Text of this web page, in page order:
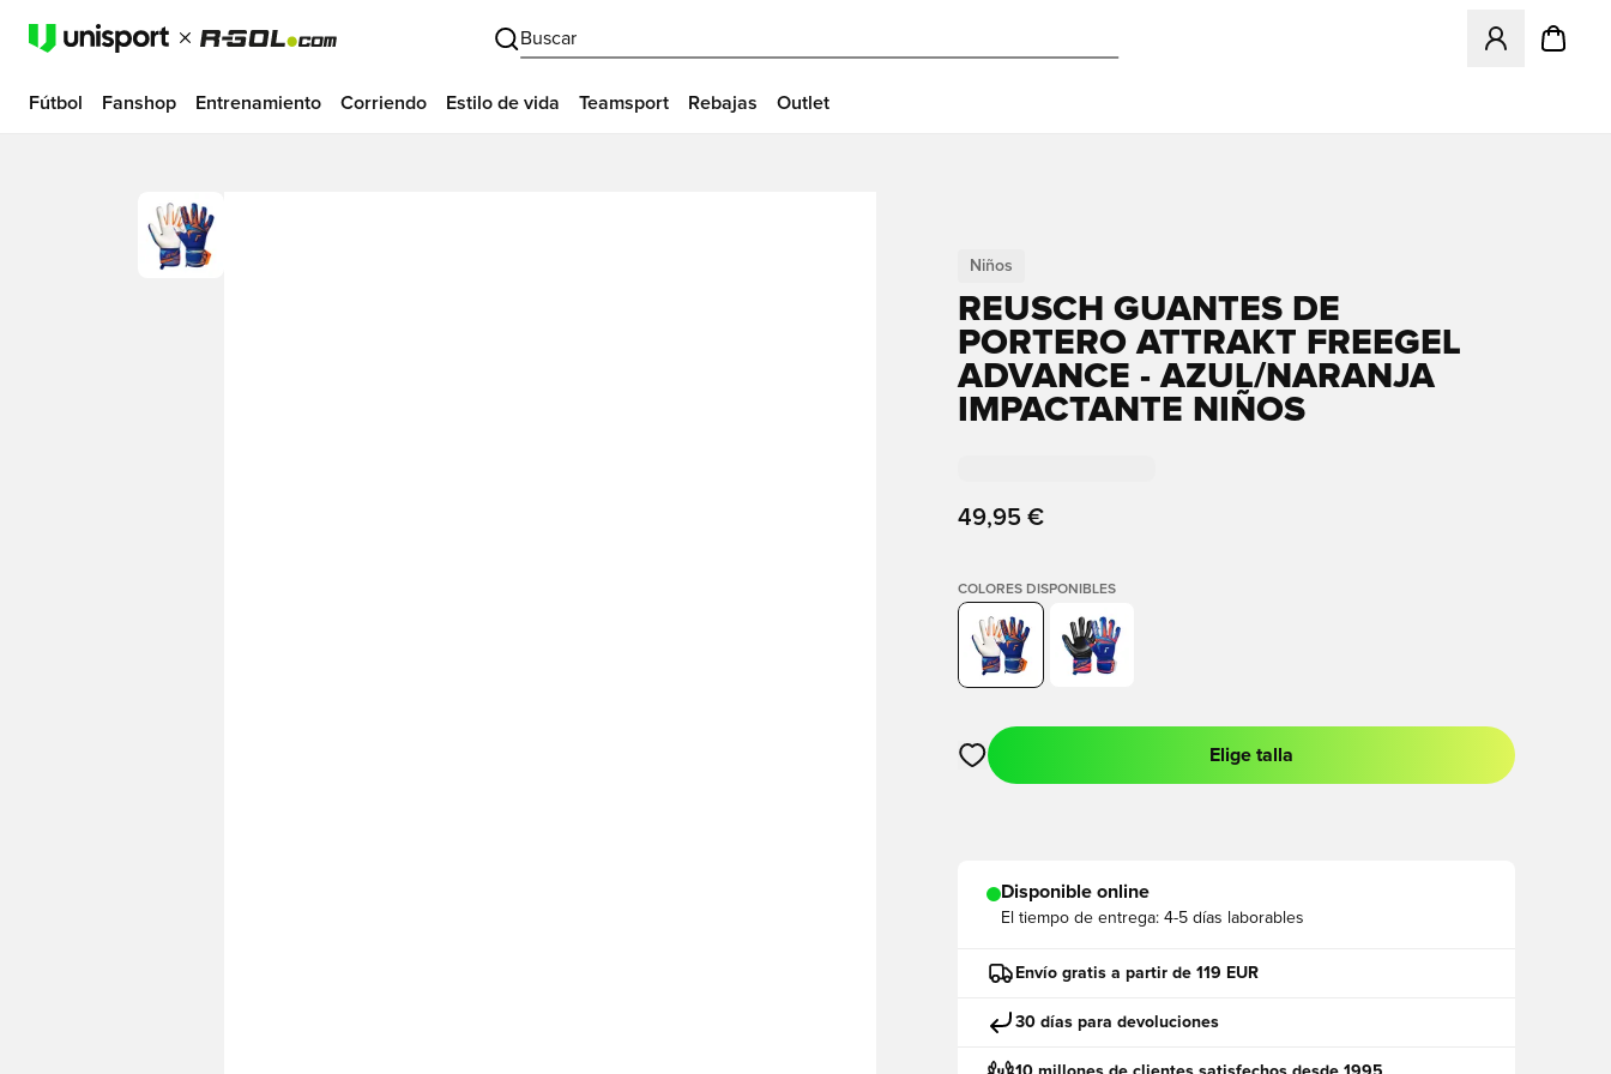
Buscar
Abre un modal
Fútbol Fanshop Entrenamiento Corriendo Estilo de vida Teamsport Rebajas Outlet
Niños
REUSCH GUANTES DE
PORTERO ATTRAKT FREEGEL
ADVANCE - AZUL/NARANJA
IMPACTANTE NIÑOS
49,95 €
COLORES DISPONIBLES
Abre un modal para iniciar sesión o registrarse como miembro
Elige talla
Disponible online
El tiempo de entrega: 4-5 días laborables
Envío gratis a partir de 119 EUR
30 días para devoluciones